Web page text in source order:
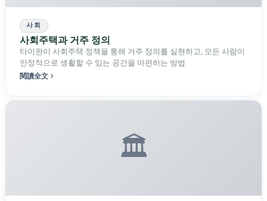
사회
사회주택과 거주 정의
타이완이 사회주택 정책을 통해 거주 정의를 실현하고, 모든 사람이
안정적으로 생활할 수 있는 공간을 마련하는 방법
閱讀全文
🏛️